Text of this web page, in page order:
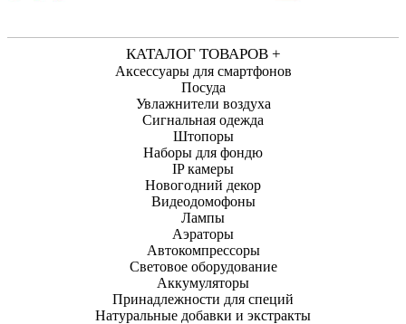
КАТАЛОГ ТОВАРОВ +
Аксессуары для смартфонов
Посуда
Увлажнители воздуха
Сигнальная одежда
Штопоры
Наборы для фондю
IP камеры
Новогодний декор
Видеодомофоны
Лампы
Аэраторы
Автокомпрессоры
Световое оборудование
Аккумуляторы
Принадлежности для специй
Натуральные добавки и экстракты